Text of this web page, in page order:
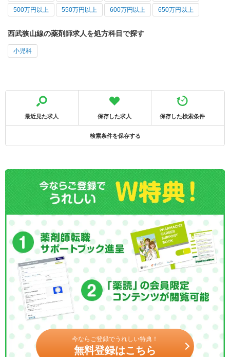
500万円以上 550万円以上 600万円以上 650万円以上
西武狭山線の薬剤師求人を処方科目で探す
小児科
最近見た求人 保存した求人 保存した検索条件
検索条件を保存する
今ならご登録でうれしい特典！
無料登録はこちら